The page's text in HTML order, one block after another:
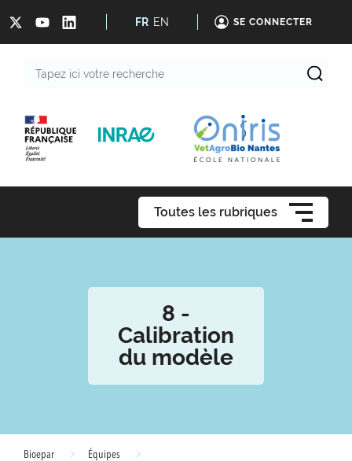
FR EN SE CONNECTER
Toutes les rubriques
8 -
Calibration
du modèle
Bioepar
Équipes